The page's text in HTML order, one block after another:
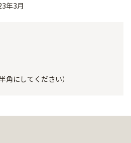
年3月
にしてください）